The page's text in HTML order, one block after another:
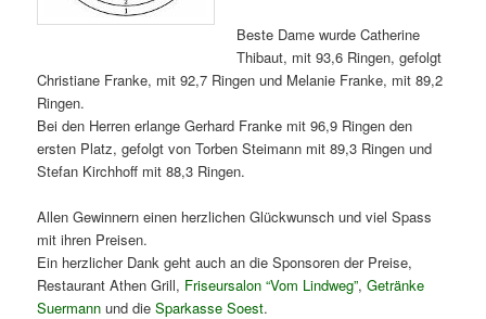
Beste Dame wurde Catherine
Thibaut, mit 93,6 Ringen, gefolgt
Christiane Franke, mit 92,7 Ringen und Melanie Franke, mit 89,2
Ringen.
Bei den Herren erlange Gerhard Franke mit 96,9 Ringen den
ersten Platz, gefolgt von Torben Steimann mit 89,3 Ringen und
Stefan Kirchhoff mit 88,3 Ringen.
Allen Gewinnern einen herzlichen Glückwunsch und viel Spass
mit ihren Preisen.
Ein herzlicher Dank geht auch an die Sponsoren der Preise,
Restaurant Athen Grill, Friseursalon “Vom Lindweg”,Getränke
Suermann und dieSparkasse Soest.